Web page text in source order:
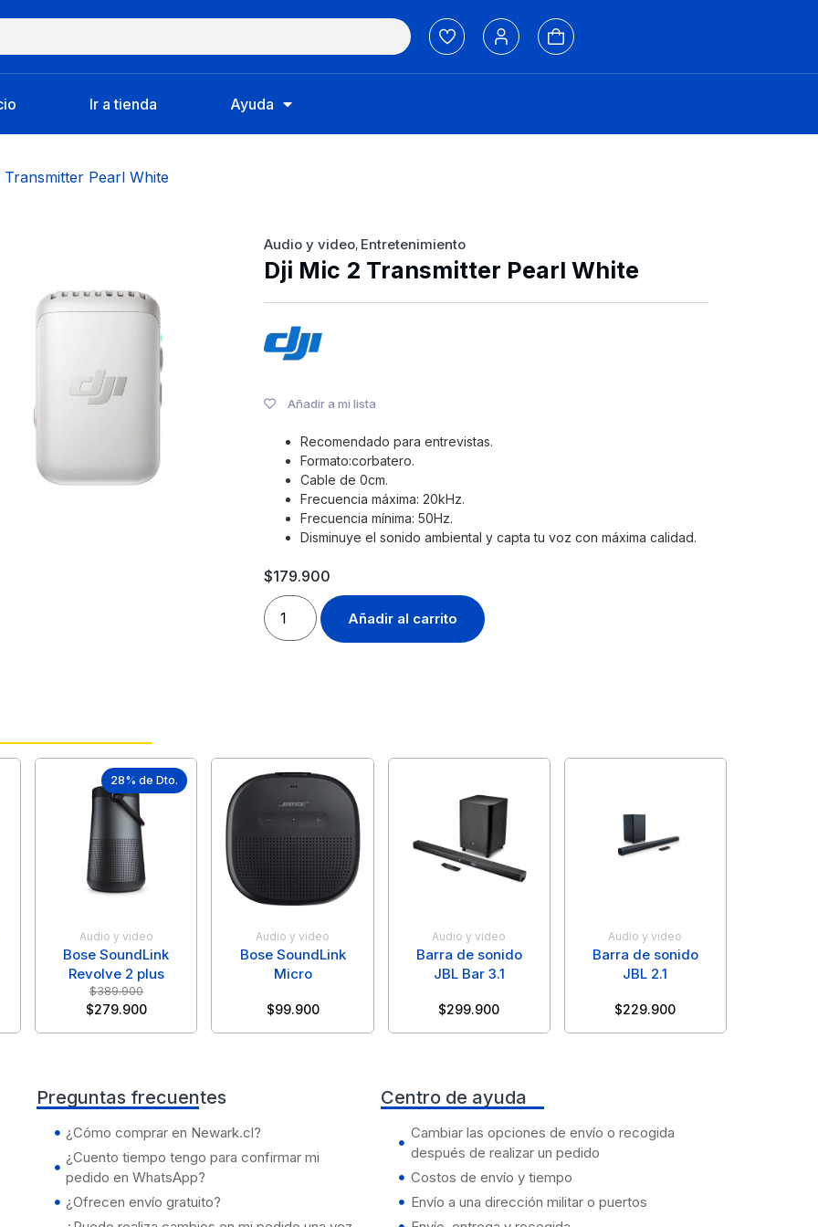
Ir a tienda Ayuda
Transmitter Pearl White
Audio y video, Entretenimiento
Dji Mic 2 Transmitter Pearl White
Añadir a mi lista
Recomendado para entrevistas.
Formato:corbatero.
Cable de 0cm.
Frecuencia máxima: 20kHz.
Frecuencia mínima: 50Hz.
Disminuye el sonido ambiental y capta tu voz con máxima calidad.
$179.900
Añadir al carrito
28% de Dto.
Audio y video
Bose SoundLink
Revolve 2 plus
$389.900
$279.900
Audio y video
Bose SoundLink
Micro
$99.900
Audio y video
Barra de sonido
JBL Bar 3.1
$299.900
Audio y video
Barra de sonido
JBL 2.1
$229.900
Preguntas frecuentes
¿Cómo comprar en Newark.cl?
¿Cuento tiempo tengo para confirmar mi
pedido en WhatsApp?
¿Ofrecen envío gratuito?
Centro de ayuda
Cambiar las opciones de envío o recogida
después de realizar un pedido
Costos de envío y tiempo
Envío a una dirección militar o puertos